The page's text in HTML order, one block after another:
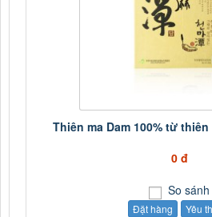
Thiên ma Dam 100% từ
0 đ
So sánh
Đặt hàng Yêu